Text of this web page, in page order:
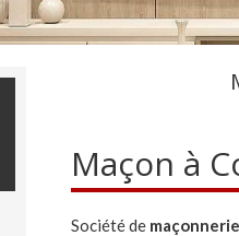
Maçon à
Société de